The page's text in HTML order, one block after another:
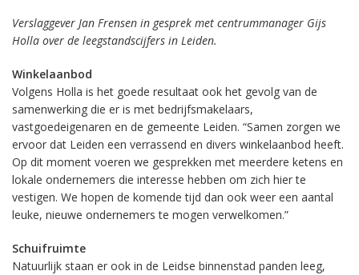
Verslaggever Jan Frensen in gesprek met centrummanager Gijs
Holla over de leegstandscijfers in Leiden.
Winkelaanbod
Volgens Holla is het goede resultaat ook het gevolg van de
samenwerking die er is met bedrijfsmakelaars,
vastgoedeigenaren en de gemeente Leiden. “Samen zorgen we
ervoor dat Leiden een verrassend en divers winkelaanbod heeft.
Op dit moment voeren we gesprekken met meerdere ketens en
lokale ondernemers die interesse hebben om zich hier te
vestigen. We hopen de komende tijd dan ook weer een aantal
leuke, nieuwe ondernemers te mogen verwelkomen.”
Schuifruimte
Natuurlijk staan er ook in de Leidse binnenstad panden leeg,